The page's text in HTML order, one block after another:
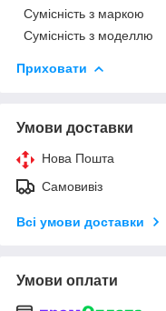
Сумісність з маркою
Сумісність з моделлю
Приховати
Умови доставки
Нова Пошта
Самовивіз
Всі умови доставки
Умови оплати